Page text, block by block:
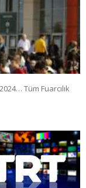
Tüm Fuarcılık